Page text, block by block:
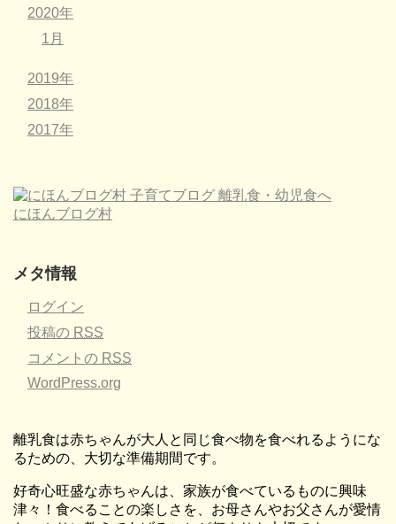
2020年
1月
2019年
2018年
2017年
にほんブログ村
メタ情報
ログイン
投稿の RSS
コメントの RSS
WordPress.org
離乳食は赤ちゃんが大人と同じ食べ物を食べれるようにな
るための、大切な準備期間です。
好奇心旺盛な赤ちゃんは、家族が食べているものに興味
津々！食べることの楽しさを、お母さんやお父さんが愛情